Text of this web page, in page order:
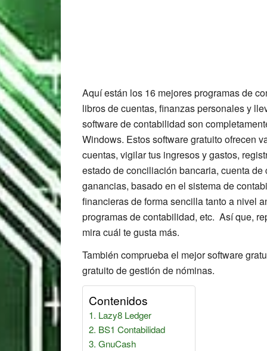
Aquí están los 16 mejores programas de
libros de cuentas, finanzas personales y
software de contabilidad son
Windows. Estos software gratuito ofrecen
cuentas, vigilar tus ingresos y gastos,
estado de conciliación bancaria, cuenta
ganancias, basado en el sistema de
financieras de forma sencilla tanto a nivel
programas de contabilidad, etc. Así que,
mira cuál te gusta más.
También comprueba el mejor software
gratuito de gestión de nóminas.
Contenidos
Lazy8 Ledger
BS1 Contabilidad
GnuCash